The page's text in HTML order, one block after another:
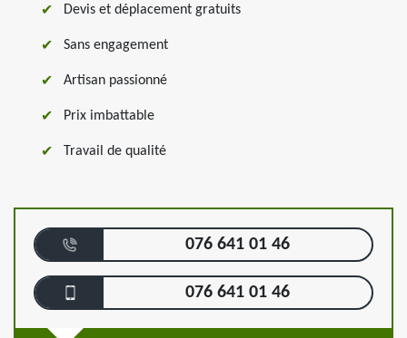
Devis et déplacement gratuits
Sans engagement
Artisan passionné
Prix imbattable
Travail de qualité
076 641 01 46
076 641 01 46